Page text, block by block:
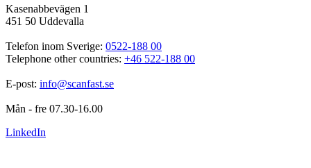
Kasenabbevägen 1
451 50 Uddevalla
Telefon inom Sverige: 0522-188 00
Telephone other countries: +46 522-188 00
E-post: info@scanfast.se
Mån - fre 07.30-16.00
LinkedIn